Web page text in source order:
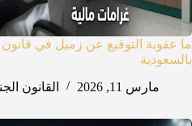
ما عقوبة التوقيع عن زميل في قانون
بالسعودية
مارس 11, 2026
القانون